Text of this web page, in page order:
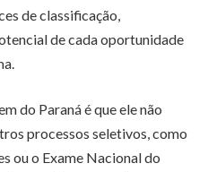
de classificação,
de cada oportunidade
do Paraná é que ele não
processos seletivos, como
ou o Exame Nacional do